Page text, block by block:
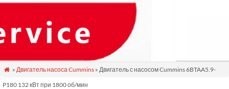
 » Двигатель насоса Cummins» Двигатель с насосом Cummins 6BTAA5.9-
P180 132 кВт при 1800 об/мин